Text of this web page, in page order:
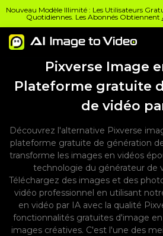
Nouveau Modèle Illimité : Les Utilisateurs
Quotidiennes. Les Abonnés Obtiennent
Pixverse Image
Plateforme gratuite
de vidéo
Découvrez l'alternative Pixverse
plateforme gratuite de génération
transforme les images en vidéos
technologie du générateur de
Téléchargez des images et des
vidéo professionnel en utilisant
en vidéo par IA avec la qualité
fonctionnalités gratuites d'image
images créatives. C'est l'une des